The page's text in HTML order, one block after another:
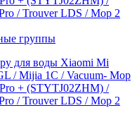
группы
для воды Xiaomi Mi
/ Mijia 1C / Vacuum- Mop
+ (STYTJ02ZHM) /
/ Trouver LDS / Mop 2